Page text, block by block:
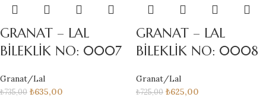
GRANAT – LAL
BİLEKLİK NO: 0007
Granat/Lal
₺735,00 ₺635,00
GRANAT – LAL
BİLEKLİK NO: 0008
Granat/Lal
₺725,00 ₺625,00